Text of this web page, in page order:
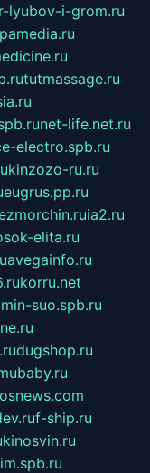
lyubov-i-grom.ru
tutmassage.ru
net-life.net.ru
electro.spb.ru
kinzozo-ru.ru
eugrus.pp.ru
ia2.ru
elita.ru
avegainfo.ru
korru.net
suo.spb.ru
dugshop.ru
f-ship.ru
kinosvin.ru